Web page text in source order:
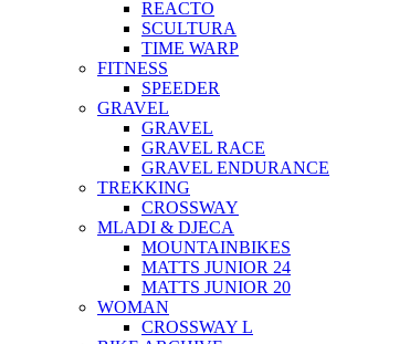
REACTO
SCULTURA
TIME WARP
FITNESS
SPEEDER
GRAVEL
GRAVEL
GRAVEL RACE
GRAVEL ENDURANCE
TREKKING
CROSSWAY
MLADI & DJECA
MOUNTAINBIKES
MATTS JUNIOR 24
MATTS JUNIOR 20
WOMAN
CROSSWAY L